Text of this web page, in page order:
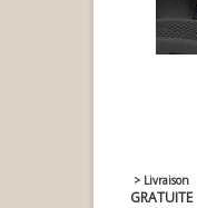
> Livraison
GRATUITE